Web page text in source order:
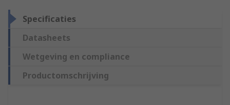
Specificaties
Datasheets
Wetgeving en compliance
Productomschrijving